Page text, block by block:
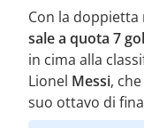
Con la doppietta
sale a quota 7 gol
in cima alla
Lionel Messi,
suo ottavo di